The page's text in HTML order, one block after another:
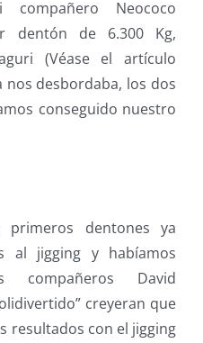
Neococo
dentón de 6.300 Kg,
(Véase el artículo
nos desbordaba, los dos
conseguido nuestro
dentones ya
al jigging y habíamos
compañeros David
creyeran que
resultados con el jigging